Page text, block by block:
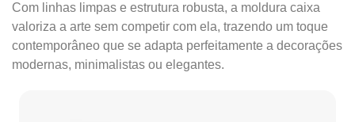
Com linhas limpas e estrutura robusta, a moldura caixa
valoriza a arte sem competir com ela, trazendo um toque
contemporâneo que se adapta perfeitamente a decorações
modernas, minimalistas ou elegantes.